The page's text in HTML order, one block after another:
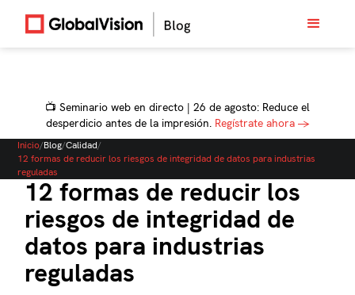
📺 Seminario web en directo | 26 de agosto: Reduce el
desperdicio antes de la impresión. Regístrate ahora →
Inicio/Blog/Calidad/
12 formas de reducir los riesgos de integridad de datos para industrias
reguladas
12 formas de reducir los
riesgos de integridad de
datos para industrias
reguladas